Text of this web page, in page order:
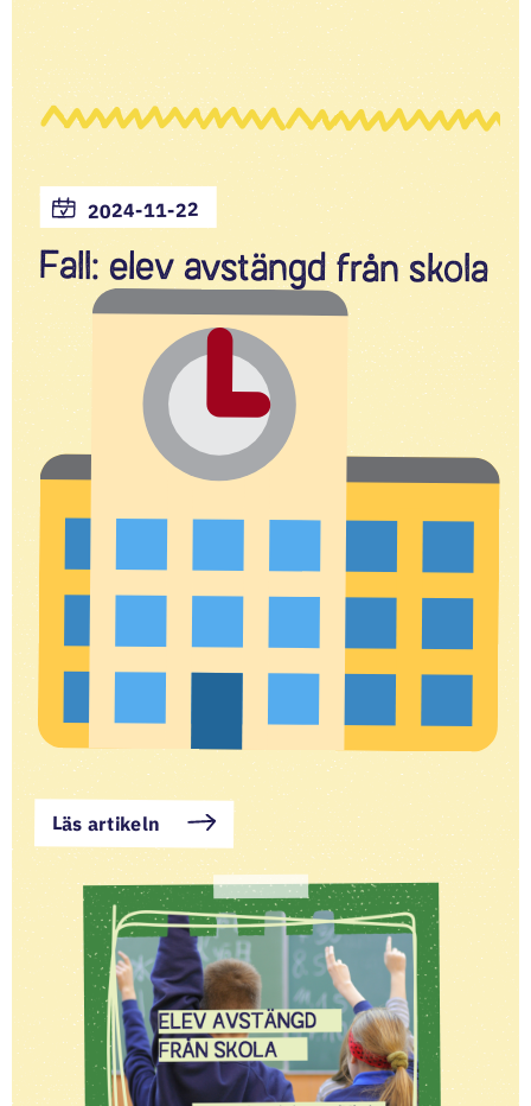
2024-11-22
Fall: elev avstängd från skola
Läs artikeln